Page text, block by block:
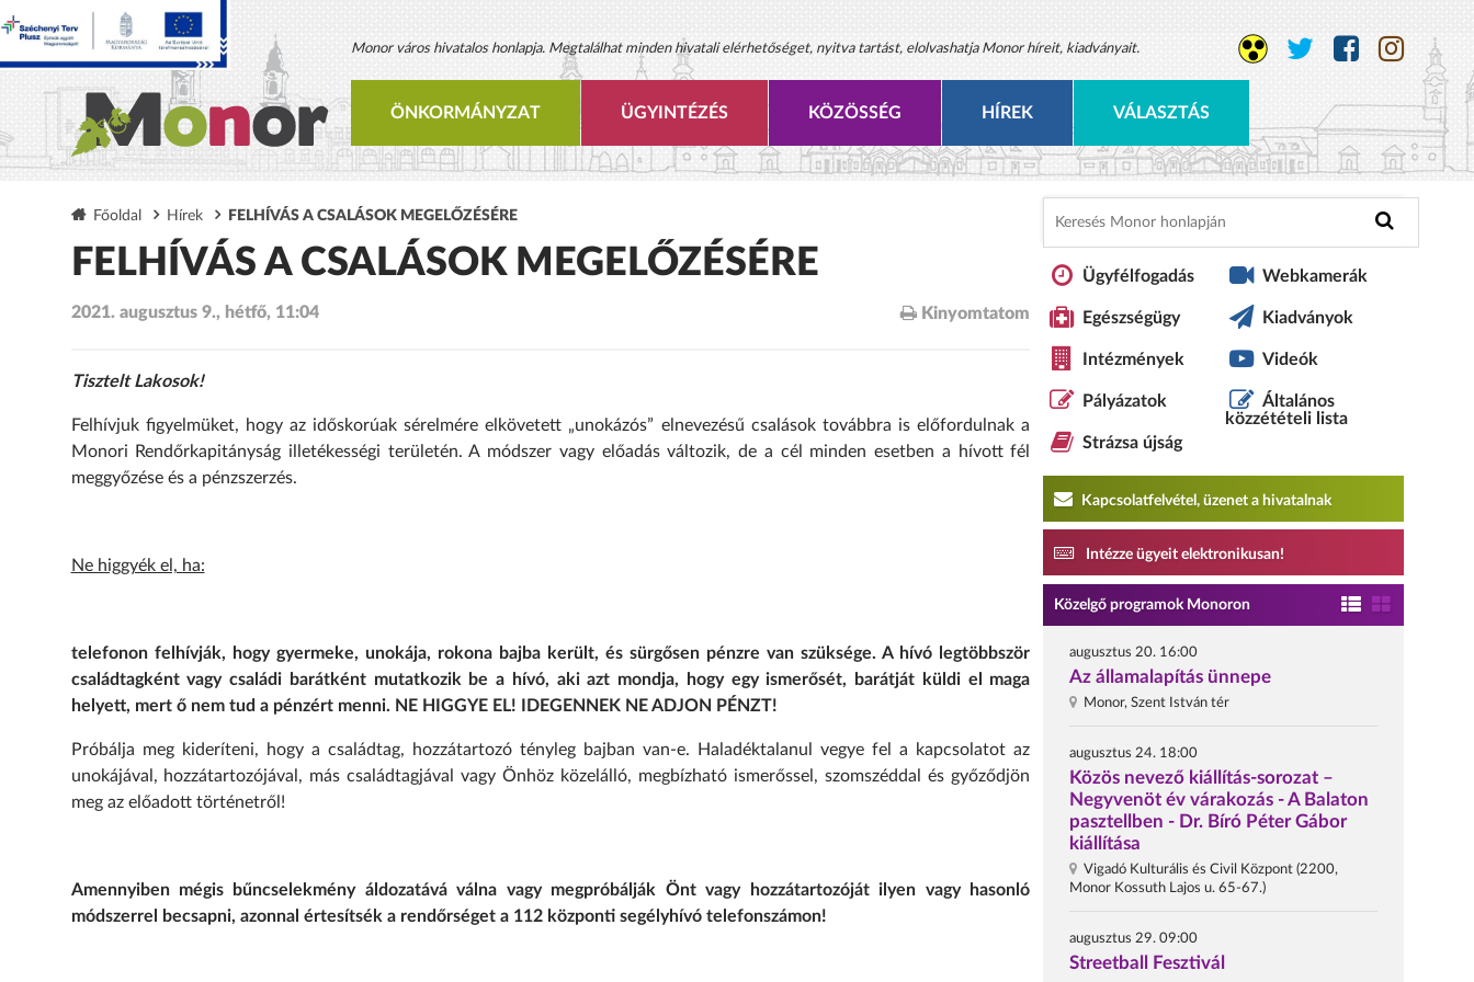
Monor város hivatalos honlapja. Megtalálhat minden hivatali elérhetőséget, nyitva tartást, elolvashatja Monor híreit, kiadványait.
ÖNKORMÁNYZAT ÜGYINTÉZÉS KÖZÖSSÉG HÍREK VÁLASZTÁS
Főoldal Hírek FELHÍVÁS A CSALÁSOK MEGELŐZÉSÉRE
FELHÍVÁS A CSALÁSOK MEGELŐZÉSÉRE
2021. augusztus 9., hétfő, 11:04 Kinyomtatom
Tisztelt Lakosok!
Felhívjuk figyelmüket, hogy az időskorúak sérelmére elkövetett „unokázós” elnevezésű csalások továbbra is előfordulnak a
Monori Rendőrkapitányság illetékességi területén. A módszer vagy előadás változik, de a cél minden esetben a hívott fél
meggyőzése és a pénzszerzés.
Ne higgyék el, ha:
telefonon felhívják, hogy gyermeke, unokája, rokona bajba került, és sürgősen pénzre van szüksége. A hívó legtöbbször
családtagként vagy családi barátként mutatkozik be a hívó, aki azt mondja, hogy egy ismerősét, barátját küldi el maga
helyett, mert ő nem tud a pénzért menni. NE HIGGYE EL! IDEGENNEK NE ADJON PÉNZT!
Próbálja meg kideríteni, hogy a családtag, hozzátartozó tényleg bajban van-e. Haladéktalanul vegye fel a kapcsolatot az
unokájával, hozzátartozójával, más családtagjával vagy Önhöz közelálló, megbízható ismerőssel, szomszéddal és győződjön
meg az előadott történetről!
Amennyiben mégis bűncselekmény áldozatává válna vagy megpróbálják Önt vagy hozzátartozóját ilyen vagy hasonló
módszerrel becsapni, azonnal értesítsék a rendőrséget a 112 központi segélyhívó telefonszámon!
Ügyfélfogadás
Egészségügy
Intézmények
Pályázatok
Strázsa újság
Webkamerák
Kiadványok
Videók
Általános
közzétételi lista
Kapcsolatfelvétel, üzenet a hivatalnak
Intézze ügyeit elektronikusan!
Közelgő programok Monoron
augusztus 20. 16:00
Az államalapítás ünnepe
Monor, Szent István tér
augusztus 24. 18:00
Közös nevező kiállítás-sorozat –
Negyvenöt év várakozás - A Balaton
pasztellben - Dr. Bíró Péter Gábor
kiállítása
Vigadó Kulturális és Civil Központ (2200,
Monor Kossuth Lajos u. 65-67.)
augusztus 29. 09:00
Streetball Fesztivál